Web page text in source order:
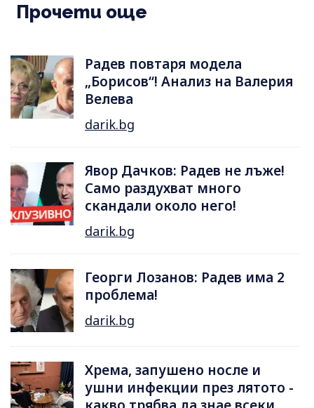
Прочети още
Радев повтаря модела
„Борисов“! Анализ на Валерия
Велева
darik.bg
Явор Дачков: Радев не лъже!
Само раздухват много
скандали около него!
darik.bg
Георги Лозанов: Радев има 2
проблема!
darik.bg
Хрема, запушено носле и
ушни инфекции през лятотo -